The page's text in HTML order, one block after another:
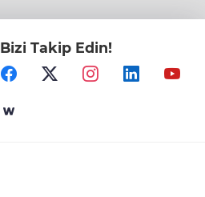
Bizi Takip Edin!